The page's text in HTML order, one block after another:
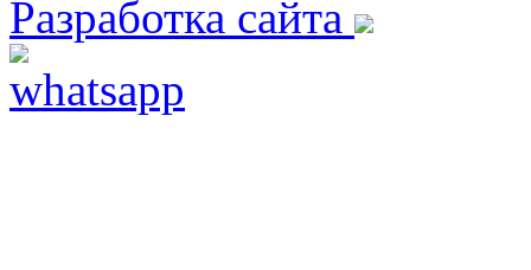
Разработка сайта